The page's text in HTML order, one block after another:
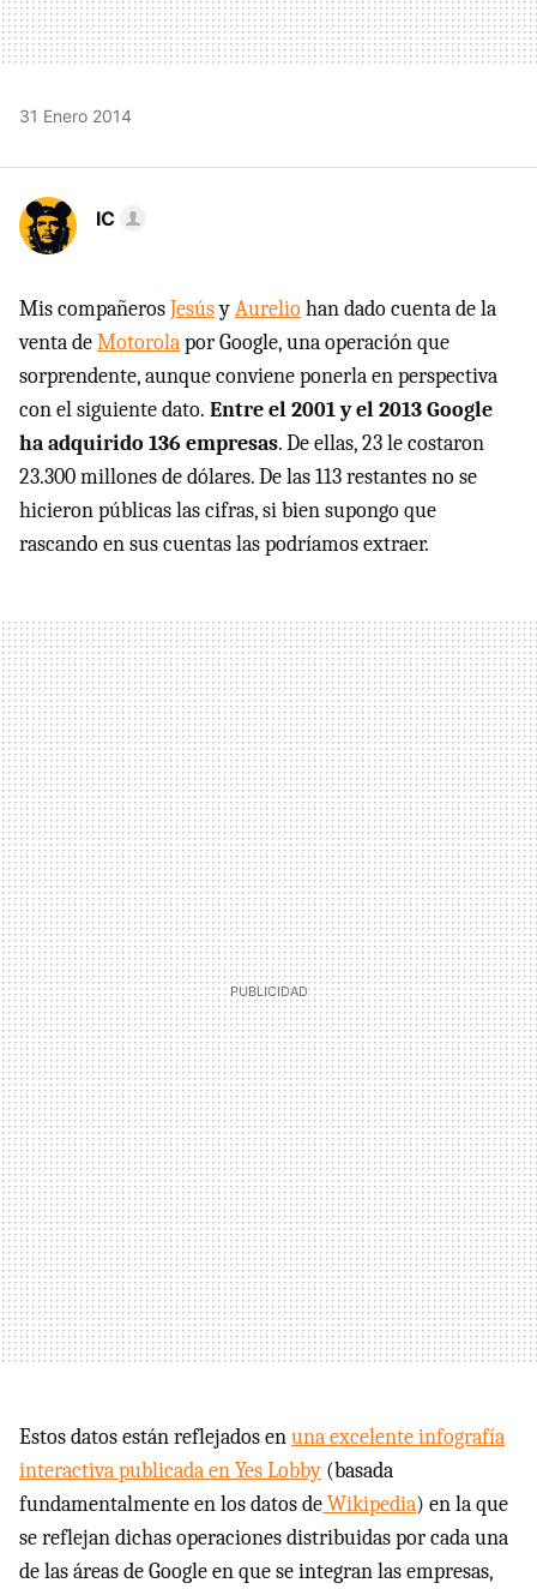
31 Enero 2014
IC
Mis compañerosJesúsyAureliohan dado cuenta de la
venta deMotorolapor Google, una operación que
sorprendente, aunque conviene ponerla en perspectiva
con el siguiente dato. Entre el 2001 y el 2013 Google
ha adquirido 136 empresas. De ellas, 23 le costaron
23.300 millones de dólares. De las 113 restantes no se
hicieron públicas las cifras, si bien supongo que
rascando en sus cuentas las podríamos extraer.
Estos datos están reflejados enuna excelente infografía
interactiva publicada en Yes Lobby (basada
fundamentalmente en los datos deWikipedia) en la que
se reflejan dichas operaciones distribuidas por cada una
de las áreas de Google en que se integran las empresas,